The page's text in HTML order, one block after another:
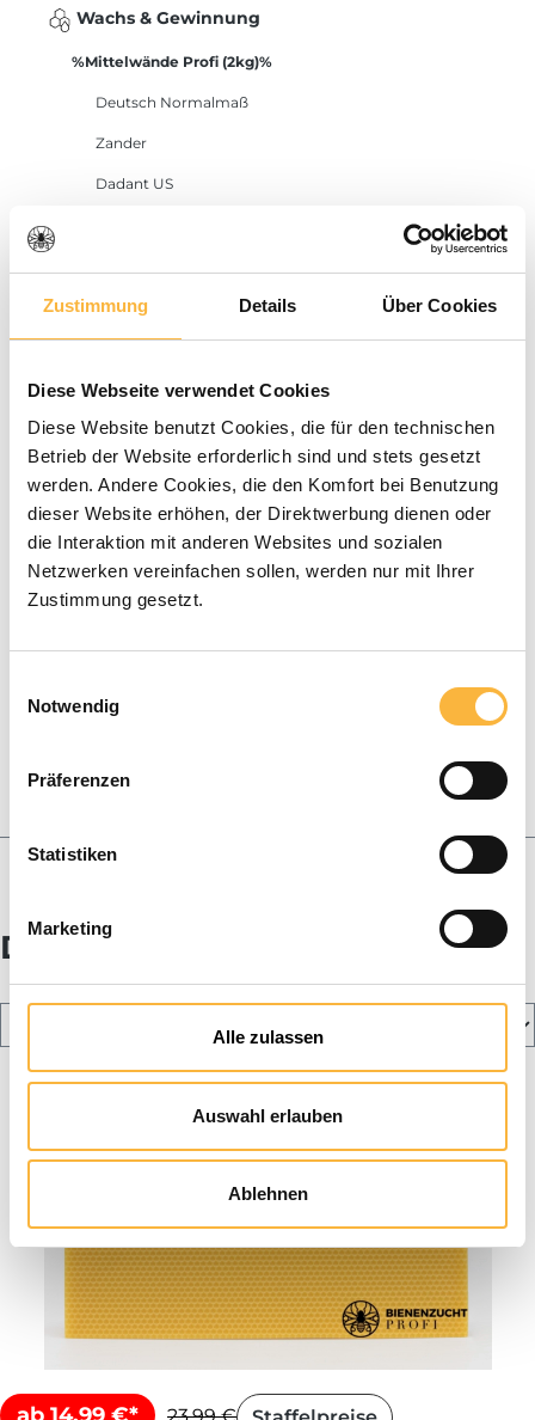
Zustimmung Details Über Cookies
Diese Webseite verwendet Cookies
Diese Website benutzt Cookies, die für den technischen
Betrieb der Website erforderlich sind und stets gesetzt
werden. Andere Cookies, die den Komfort bei Benutzung
dieser Website erhöhen, der Direktwerbung dienen oder
die Interaktion mit anderen Websites und sozialen
Netzwerken vereinfachen sollen, werden nur mit Ihrer
Zustimmung gesetzt.
Notwendig
Präferenzen
Statistiken
Marketing
Alle zulassen
Auswahl erlauben
Ablehnen
Wachs & Gewinnung
%Mittelwände Profi (2kg)%
Deutsch Normalmaß
Zander
Dadant US
Mittelwände
Sonnenwachsschmelzer
Dampfwachsschmelzer
Dampfmeister
Wachseimer
Mittelwand-Gießanlagen
Mittelwand-Gießformen
Imker-Blog
Dadant Blatt